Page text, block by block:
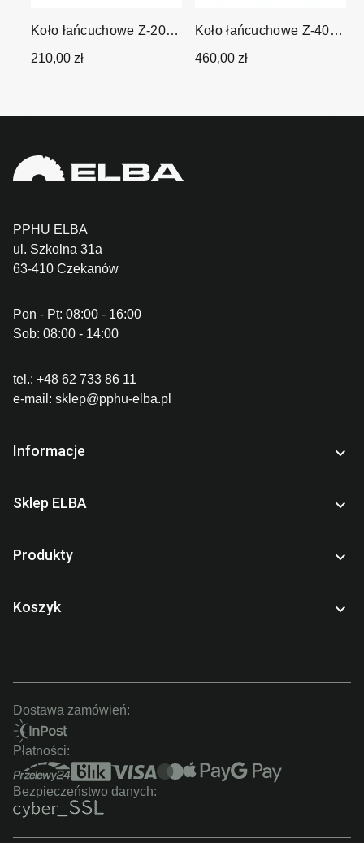
Koło łańcuchowe Z-20
3/4" fi 57mm
210,00 zł
Koło łańcuchowe Z-40
3/4" fi 30 mm wpust 8
460,00 zł
PPHU ELBA
ul. Szkolna 31a
63-410 Czekanów
Pon - Pt: 08:00 - 16:00
Sob: 08:00 - 14:00
tel.: +48 62 733 86 11
e-mail: sklep@pphu-elba.pl
Informacje 
Sklep ELBA 
Produkty 
Koszyk 
Dostawa zamówień:
Płatności:
Bezpieczeństwo danych: